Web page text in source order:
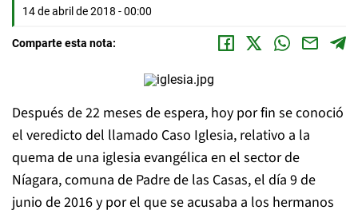
14 de abril de 2018 - 00:00
Comparte esta nota:
Después de 22 meses de espera, hoy por fin se conoció
el veredicto del llamado Caso Iglesia, relativo a la
quema de una iglesia evangélica en el sector de
Níagara, comuna de Padre de las Casas, el día 9 de
junio de 2016 y por el que se acusaba a los hermanos